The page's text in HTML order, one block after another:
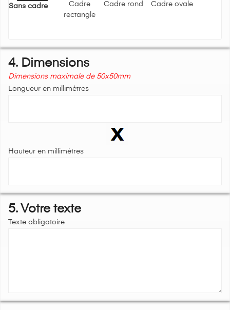
Sans cadre
Cadre
rectangle
Cadre rond Cadre ovale
4. Dimensions
Dimensions maximale de 50x50mm
Longueur en millimètres
Hauteur en millimètres
5. Votre texte
Texte obligatoire